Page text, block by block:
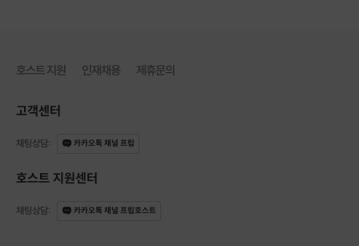
누구든지
호스트 지원 인재채용 제휴문의
고객센터
채팅상담: 카카오톡 채널 프립
호스트 지원센터
채팅상담: 카카오톡 채널 프립호스트